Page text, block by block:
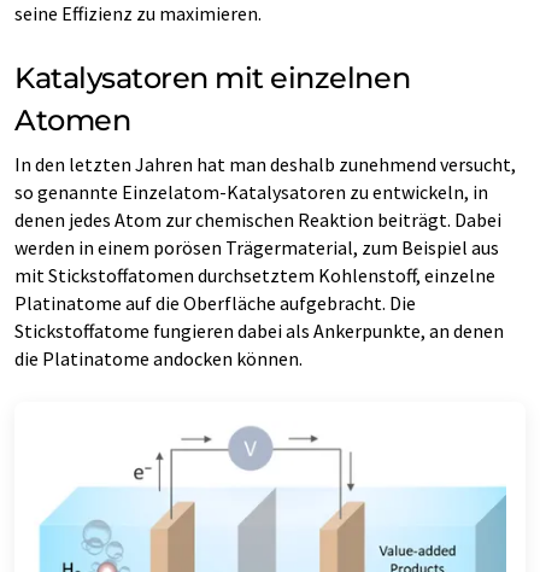
seine Effizienz zu maximieren.
Katalysatoren mit einzelnen
Atomen
In den letzten Jahren hat man deshalb zunehmend versucht,
so genannte Einzelatom-Katalysatoren zu entwickeln, in
denen jedes Atom zur chemischen Reaktion beiträgt. Dabei
werden in einem porösen Trägermaterial, zum Beispiel aus
mit Stickstoffatomen durchsetztem Kohlenstoff, einzelne
Platinatome auf die Oberfläche aufgebracht. Die
Stickstoffatome fungieren dabei als Ankerpunkte, an denen
die Platinatome andocken können.